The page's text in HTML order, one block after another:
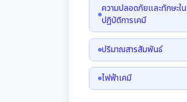
ความปลอดภัยและทักษะใน
ปฏิบัติการเคมี
ปริมาณสารสัมพันธ์
ไฟฟ้าเคมี